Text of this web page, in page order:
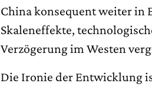
China konsequent weiter
Skaleneffekte,
Verzögerung im Westen
Die Ironie der Entwicklung